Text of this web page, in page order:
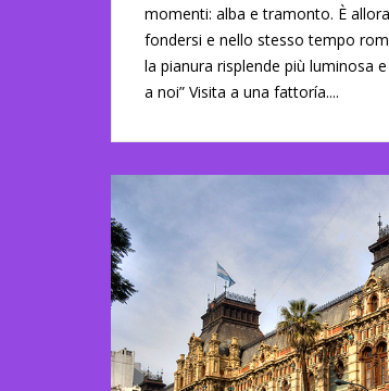
momenti: alba e tramonto. È
fondersi e nello stesso tempo
la pianura risplende più luminosa
a noi” Visita a una fattoría....